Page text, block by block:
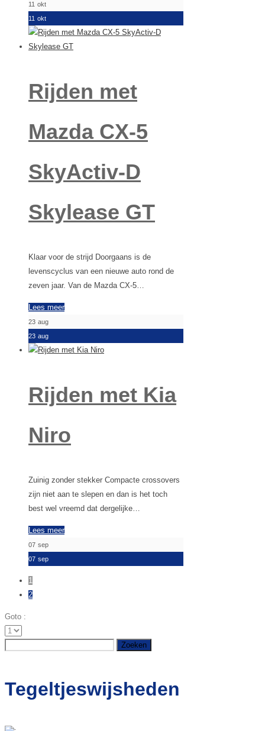
11 okt
11 okt
Rijden met
Mazda CX-5
SkyActiv-D
Skylease GT
Klaar voor de strijd Doorgaans is de
levenscyclus van een nieuwe auto rond de
zeven jaar. Van de Mazda CX-5…
Lees meer
23 aug
23 aug
Rijden met Kia
Niro
Zuinig zonder stekker Compacte crossovers
zijn niet aan te slepen en dan is het toch
best wel vreemd dat dergelijke…
Lees meer
07 sep
07 sep
1
2
Goto :
Tegeltjeswijsheden